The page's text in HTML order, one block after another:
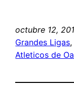
octubre 12,
Grandes Ligas,
Atleticos de